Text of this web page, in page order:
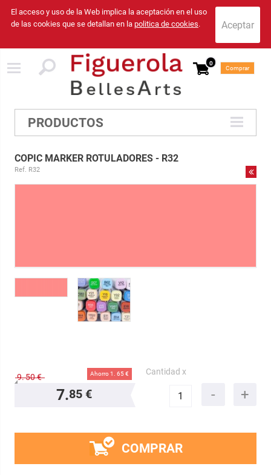
El acceso y uso de la Web implica la aceptación en el uso
de las cookies que se detallan en la politica de cookies.
0
Comprar
PRODUCTOS
COPIC MARKER ROTULADORES - R32
Ref. R32
9.50 € Ahorro 1. 65 €
7.85 €
Cantidad x
COMPRAR